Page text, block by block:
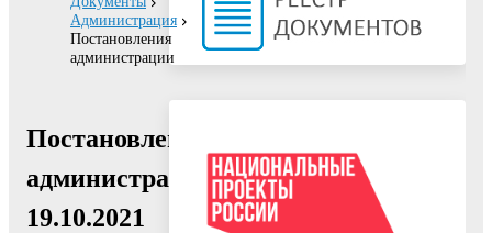
Администрация
Постановления
администрации
Постановление
администрации
19.10.2021